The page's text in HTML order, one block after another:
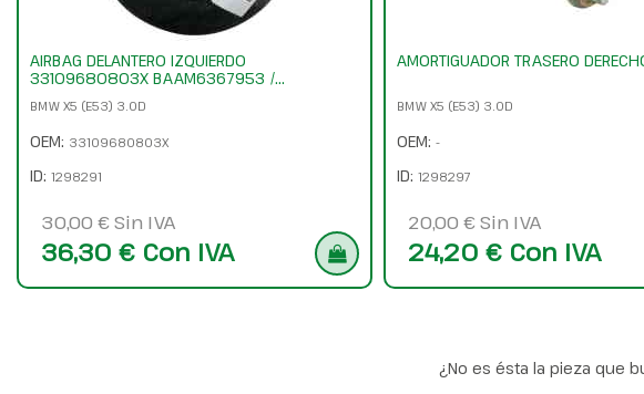
AIRBAG DELANTERO IZQUIERDO
33109680803X BAAM6367953 /...
BMW X5 (E53) 3.0D
OEM: 33109680803X
ID: 1298291
30,00 € Sin IVA
36,30 € Con IVA
AMORTIGUADOR TRASERO
BMW X5 (E53) 3.0D
OEM: -
ID: 1298297
20,00 € Sin IVA
24,20 € Con IVA
¿No es ésta la pieza que